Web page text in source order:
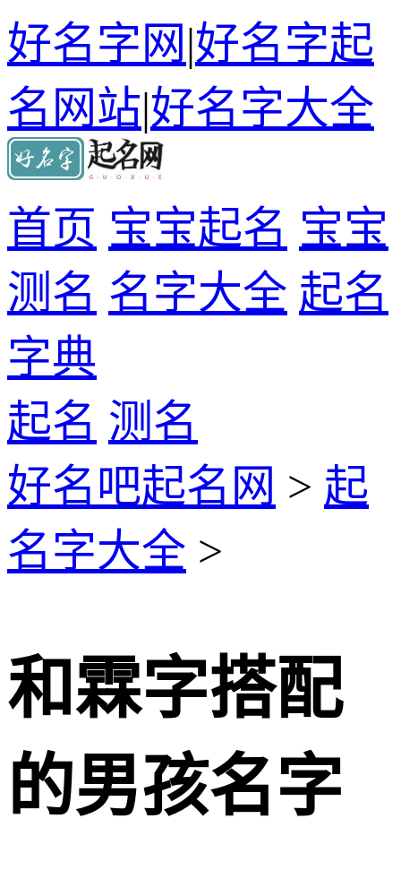
好名字网|好名字起
名网站|好名字大全
首页 宝宝起名 宝宝
测名 名字大全 起名
字典
起名 测名
好名吧起名网 > 起
名字大全 >
和霖字搭配
的男孩名字